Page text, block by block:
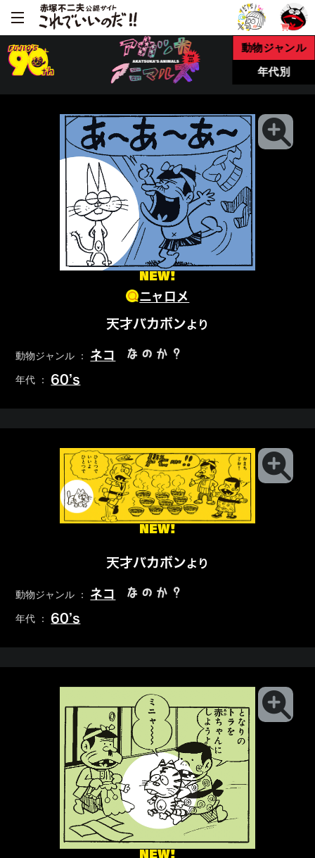
動物ジャンル
年代別
NEW!
ニャロメ
天才バカボンより
動物ジャンル ： ネコ なのか？
年代 ： 60’s
NEW!
天才バカボンより
動物ジャンル ： ネコ なのか？
年代 ： 60’s
NEW!